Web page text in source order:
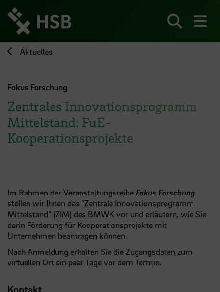
zum
Seiteninhalt
springen
Aktuelles
Fokus Forschung
Zentrales Innovationsprogramm
Mittelstand: FuE-
Kooperationsprojekte
Im Rahmen der Veranstaltungsreihe Fokus Forschung
stellen wir Ihnen das "Zentrale Innovationsprogramm
Mittelstand" (ZIM) des BMWK vor und erläutern, wie Sie
darin Förderung für Kooperationsprojekte mit
Unternehmen beantragen können.
Nach Anmeldung erhalten Sie die Zugangsdaten zum
virtuellen Ort ein paar Tage vor dem Termin.
Kontakt